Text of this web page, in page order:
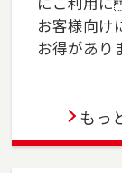
2025-03-31
この度、東
へ・戸塚区
南営業セン
お客様向け
お得があり
もっ